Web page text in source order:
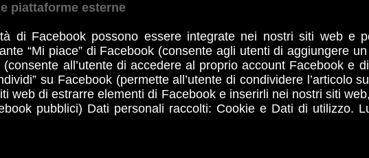
piattaforme esterne
di Facebook possono essere integrate nei nostri siti web e
“Mi piace” di Facebook (consente agli utenti di aggiungere
all’utente di accedere al proprio account Facebook e
su Facebook (permette all’utente di condividere l’articolo
web di estrarre elementi di Facebook e inserirli nei nostri siti
pubblici) Dati personali raccolti: Cookie e Dati di utilizzo.